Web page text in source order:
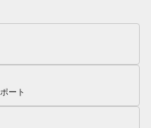
ート